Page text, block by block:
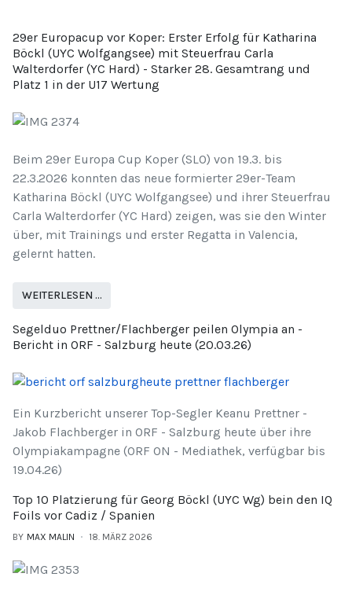
29er Europacup vor Koper: Erster Erfolg für Katharina
Böckl (UYC Wolfgangsee) mit Steuerfrau Carla
Walterdorfer (YC Hard) - Starker 28. Gesamtrang und
Platz 1 in der U17 Wertung
Beim 29er Europa Cup Koper (SLO) von 19.3. bis
22.3.2026 konnten das neue formierter 29er-Team
Katharina Böckl (UYC Wolfgangsee) und ihrer Steuerfrau
Carla Walterdorfer (YC Hard) zeigen, was sie den Winter
über, mit Trainings und erster Regatta in Valencia,
gelernt hatten.
WEITERLESEN …
Segelduo Prettner/Flachberger peilen Olympia an -
Bericht in ORF - Salzburg heute (20.03.26)
Ein Kurzbericht unserer Top-Segler Keanu Prettner -
Jakob Flachberger in ORF - Salzburg heute über ihre
Olympiakampagne (ORF ON - Mediathek, verfügbar bis
19.04.26)
Top 10 Platzierung für Georg Böckl (UYC Wg) bein den IQ
Foils vor Cadiz / Spanien
BY MAX MALIN 18. MÄRZ 2026